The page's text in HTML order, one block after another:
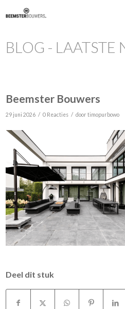
BLOG - LAATSTE
Beemster Bouwers
29 juni 2026 / 0 Reacties / doortimopurbowo
Deel dit stuk